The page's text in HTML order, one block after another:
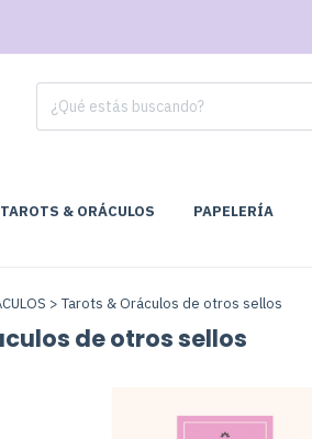
TAROTS & ORÁCULOS PAPELERÍA
> Tarots & Oráculos de otros sellos
de otros sellos